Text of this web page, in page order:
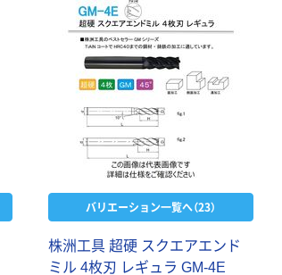
バリエーション一覧へ（23）
株洲工具 超硬 スクエアエンド
ミル 4枚刃 レギュラ GM-4E